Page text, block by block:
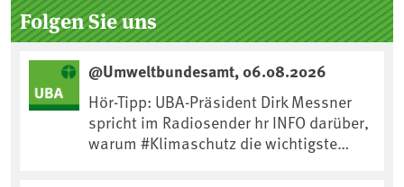
Seitenleiste
Folgen Sie uns
@Umweltbundesamt, 06.08.2026
Hör-Tipp: UBA-Präsident Dirk Messner
spricht im Radiosender hr INFO darüber,
warum #Klimaschutz die wichtigste